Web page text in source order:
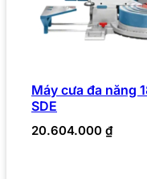
Máy cưa đa năng
SDE
20.604.000 ₫